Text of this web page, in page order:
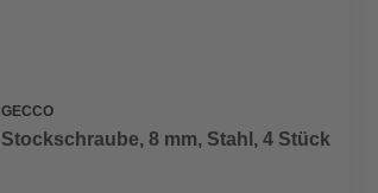
GECCO
Stockschraube, 8 mm, Stahl, 4 Stück